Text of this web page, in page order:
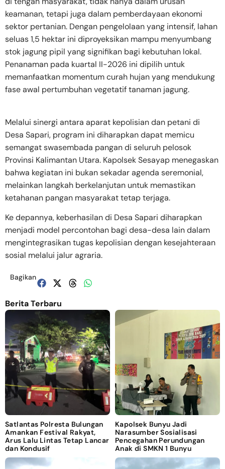
keamanan, tetapi juga dalam pemberdayaan ekonomi
sektor pertanian. Dengan pengelolaan yang intensif, lahan
seluas 1,5 hektar ini diproyeksikan mampu menyumbang
stok jagung pipil yang signifikan bagi kebutuhan lokal.
Penanaman pada kuartal II-2026 ini dipilih untuk
memanfaatkan momentum curah hujan yang mendukung
fase awal pertumbuhan vegetatif tanaman jagung.
​Melalui sinergi antara aparat kepolisian dan petani di
Desa Sapari, program ini diharapkan dapat memicu
semangat swasembada pangan di seluruh pelosok
Provinsi Kalimantan Utara. Kapolsek Sesayap menegaskan
bahwa kegiatan ini bukan sekadar agenda seremonial,
melainkan langkah berkelanjutan untuk memastikan
ketahanan pangan masyarakat tetap terjaga.
Ke depannya, keberhasilan di Desa Sapari diharapkan
menjadi model percontohan bagi desa-desa lain dalam
mengintegrasikan tugas kepolisian dengan kesejahteraan
sosial melalui jalur agraria.
Bagikan
Berita Terbaru
Satlantas Polresta Bulungan
Amankan Festival Rakyat,
Arus Lalu Lintas Tetap Lancar
dan Kondusif
Kapolsek Bunyu Jadi
Narasumber Sosialisasi
Pencegahan Perundungan
Anak di SMKN 1 Bunyu